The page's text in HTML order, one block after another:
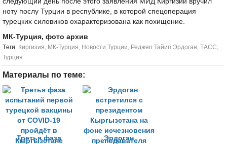
ноту послу Турции в республике, в которой спецоперация
турецких силовиков охарактеризована как похищение.
МК-Турция, фото архив
Tеги: Киргизия, МК-Турция, Новости Турции, Реджеп Тайип Эрдоган, ТАСС,
Турция
Материалы по теме:
Третья фаза
Эрдоган